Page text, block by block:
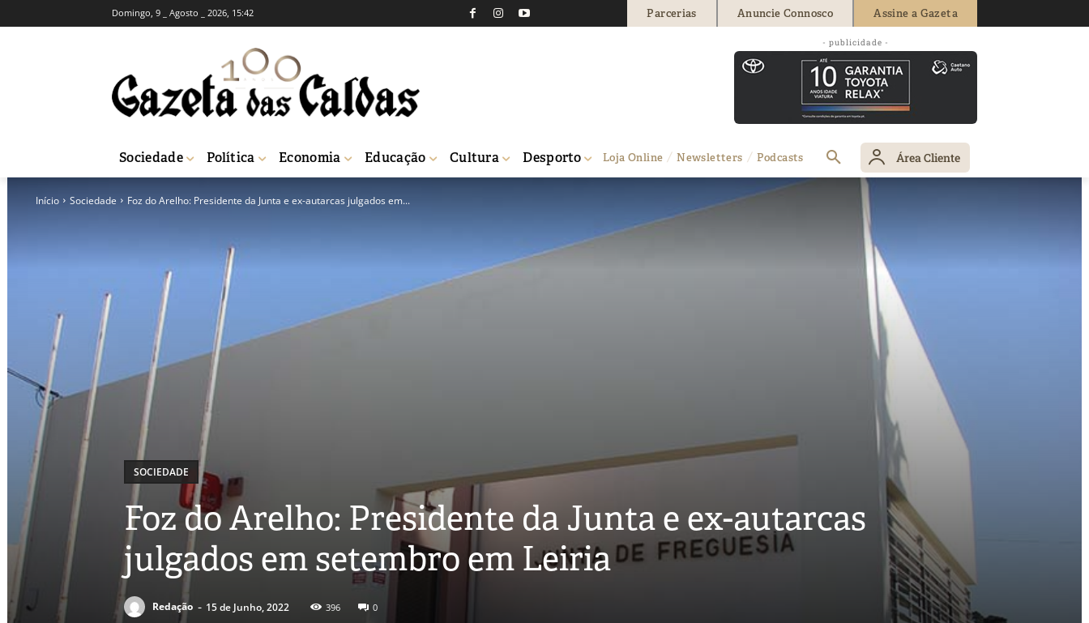
Domingo, 9 _ Agosto _ 2026, 15:42 Parcerias Anuncie Connosco Assine a Gazeta
- publicidade -
Sociedade Política Economia Educação Cultura Desporto Loja Online Newsletters Podcasts Área Cliente
Início Sociedade Foz do Arelho: Presidente da Junta e ex-autarcas julgados em...
SOCIEDADE
Foz do Arelho: Presidente da Junta e ex-autarcas
julgados em setembro em Leiria
Redação - 15 de Junho, 2022 396 0